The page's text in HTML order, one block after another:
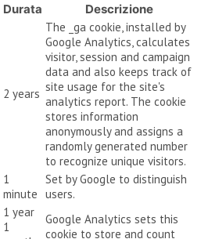
Durata Descrizione
2 years
The _ga cookie, installed by
Google Analytics, calculates
visitor, session and campaign
data and also keeps track of
site usage for the site's
analytics report. The cookie
stores information
anonymously and assigns a
randomly generated number
to recognize unique visitors.
1
minute
Set by Google to distinguish
users.
1 year
1
Google Analytics sets this
cookie to store and count